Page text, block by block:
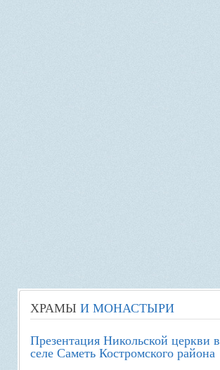
ХРАМЫ И МОНАСТЫРИ
Презентация Никольской церкви в
селе Саметь Костромского района